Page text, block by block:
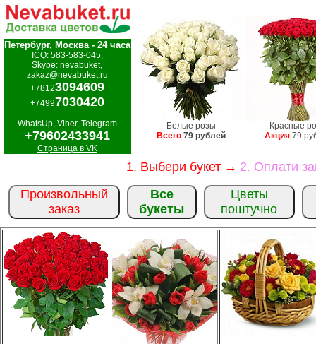
Петербург, Москва - 24 часа
ICQ: 583-583-045,
Skype: nevabuket,
zakaz@nevabuket.ru
+78123094609
+74997030420
WhatsUp, Viber, Telegram
+79602433941
Страница в VK
Белые розы
Всего 79 рублей
Красные
Акция 79
1. Выбери букет → 2. Оплати
Произвольный
заказ
Все
букеты
Цветы
поштучно